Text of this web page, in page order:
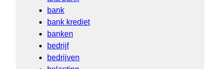
bank
bank krediet
banken
bedrijf
bedrijven